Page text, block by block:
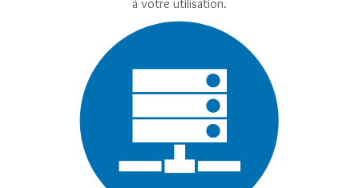
à votre utilisation.